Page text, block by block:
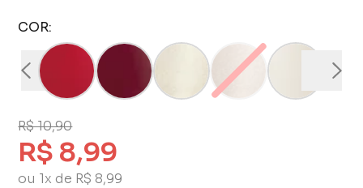
COR:
R$ 10,90
R$ 8,99
ou 1x de R$ 8,99